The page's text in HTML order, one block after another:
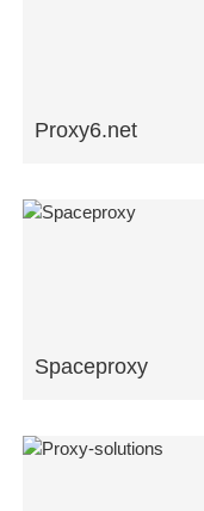
Proxy6.net
Spaceproxy